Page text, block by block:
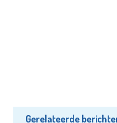
Gerelateerde